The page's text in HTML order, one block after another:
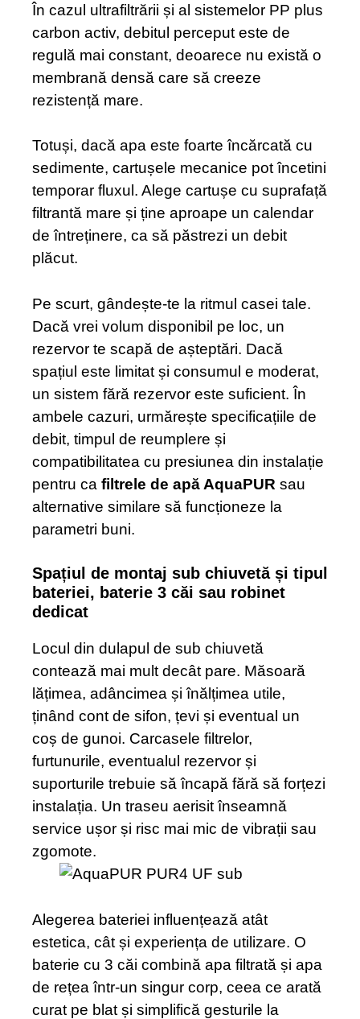
În cazul ultrafiltrării și al sistemelor PP plus
carbon activ, debitul perceput este de
regulă mai constant, deoarece nu există o
membrană densă care să creeze
rezistență mare.
Totuși, dacă apa este foarte încărcată cu
sedimente, cartușele mecanice pot încetini
temporar fluxul. Alege cartușe cu suprafață
filtrantă mare și ține aproape un calendar
de întreținere, ca să păstrezi un debit
plăcut.
Pe scurt, gândește-te la ritmul casei tale.
Dacă vrei volum disponibil pe loc, un
rezervor te scapă de așteptări. Dacă
spațiul este limitat și consumul e moderat,
un sistem fără rezervor este suficient. În
ambele cazuri, urmărește specificațiile de
debit, timpul de reumplere și
compatibilitatea cu presiunea din instalație
pentru ca filtrele de apă AquaPUR sau
alternative similare să funcționeze la
parametri buni.
Spațiul de montaj sub chiuvetă și tipul
bateriei, baterie 3 căi sau robinet
dedicat
Locul din dulapul de sub chiuvetă
contează mai mult decât pare. Măsoară
lățimea, adâncimea și înălțimea utile,
ținând cont de sifon, țevi și eventual un
coș de gunoi. Carcasele filtrelor,
furtunurile, eventualul rezervor și
suporturile trebuie să încapă fără să forțezi
instalația. Un traseu aerisit înseamnă
service ușor și risc mai mic de vibrații sau
zgomote.
Alegerea bateriei influențează atât
estetica, cât și experiența de utilizare. O
baterie cu 3 căi combină apa filtrată și apa
de rețea într-un singur corp, ceea ce arată
curat pe blat și simplifică gesturile la